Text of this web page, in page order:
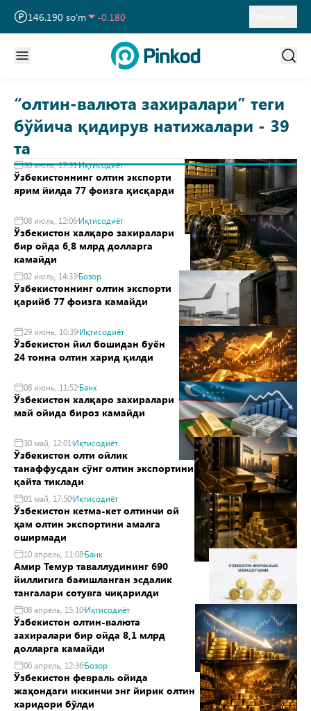
146.190 so‘m
-0.180
11 915.640 so‘m
28.920
“олтин-валюта захиралари” теги
бўйича қидирув натижалари - 39
та
30 июль, 17:31Иқтисодиёт
Ўзбекистоннинг олтин экспорти
ярим йилда 77 фоизга қисқарди
08 июль, 12:06Иқтисодиёт
Ўзбекистон халқаро захиралари
бир ойда 6,8 млрд долларга
камайди
02 июль, 14:33Бозор
Ўзбекистоннинг олтин экспорти
қарийб 77 фоизга камайди
29 июнь, 10:39Иқтисодиёт
Ўзбекистон йил бошидан буён
24 тонна олтин харид қилди
08 июнь, 11:52Банк
Ўзбекистон халқаро захиралари
май ойида бироз камайди
30 май, 12:01 Иқтисодиёт
Ўзбекистон олти ойлик
танаффусдан сўнг олтин экспортини
қайта тиклади
01 май, 17:50Иқтисодиёт
Ўзбекистон кетма-кет олтинчи ой
ҳам олтин экспортини амалга
оширмади
10 апрель, 11:08Банк
Амир Темур таваллудининг 690
йиллигига бағишланган эсдалик
тангалари сотувга чиқарилди
08 апрель, 15:10Иқтисодиёт
Ўзбекистон олтин-валюта
захиралари бир ойда 8,1 млрд
долларга камайди
06 апрель, 12:36Бозор
Ўзбекистон февраль ойида
жаҳондаги иккинчи энг йирик олтин
харидори бўлди